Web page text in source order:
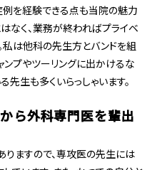
を経験できる点も当院の魅力
なく、業務が終わればプライベ
私は他科の先生方とバンドを組
ンプやツーリングに出かけるな
先生も多くいらっしゃいます。
ら外科専門医を輩出
りますので、専攻医の先生には